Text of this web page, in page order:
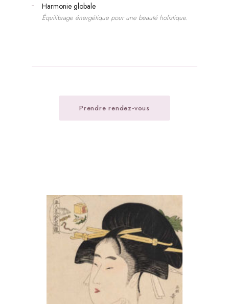
Harmonie globale
Équilibrage énergétique pour une beauté holistique.
Prendre rendez-vous